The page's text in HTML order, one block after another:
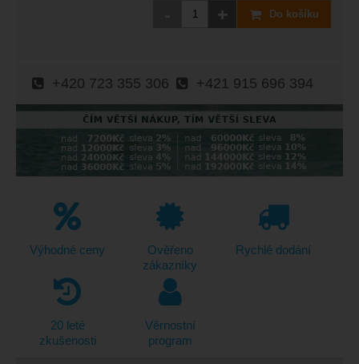
+ Do košíku
+420 723 355 306 +421 915 696 394
Výhodné ceny
Ověřeno
zákazníky
Rychlé dodání
20 leté
zkušenosti
Věrnostní
program